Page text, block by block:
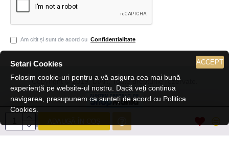
Am citit și sunt de acord cu Confidentialitate
Copyright © 2019, DiArt, Toate drepturile rezervate.
ACCEPT
Setari Cookies
Folosim cookie-uri pentru a vă asigura cea mai bună
experiență pe website-ul nostru. Dacă veți continua
navigarea, presupunem ca sunteți de acord cu Politica
Cookies.